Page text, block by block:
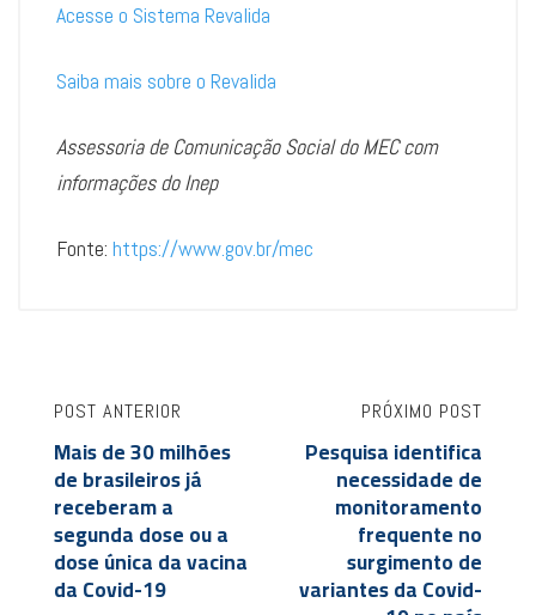
Acesse o Sistema Revalida
Saiba mais sobre o Revalida
Assessoria de Comunicação Social do MEC com
informações do Inep
Fonte: https://www.gov.br/mec
POST ANTERIOR
Mais de 30 milhões
de brasileiros já
receberam a
segunda dose ou a
dose única da vacina
da Covid-19
PRÓXIMO POST
Pesquisa identifica
necessidade de
monitoramento
frequente no
surgimento de
variantes da Covid-